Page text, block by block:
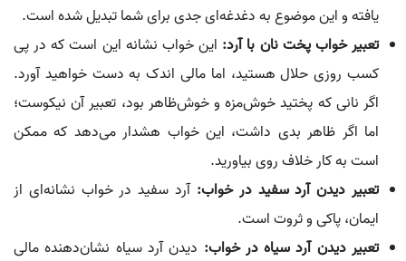
یافته و این موضوع به دغدغه‌ای جدی برای شما تبدیل شده است.
تعبیر خواب پخت نان با آرد: این خواب نشانه این است که در پی
کسب روزی حلال هستید، اما مالی اندک به دست خواهید آورد.
اگر نانی که پختید خوش‌مزه و خوش‌ظاهر بود، تعبیر آن نیکوست؛
اما اگر ظاهر بدی داشت، این خواب هشدار می‌دهد که ممکن
است به کار خلاف روی بیاورید.
تعبیر دیدن آرد سفید در خواب: آرد سفید در خواب نشانه‌ای از
ایمان، پاکی و ثروت است.
تعبیر دیدن آرد سیاه در خواب: دیدن آرد سیاه نشان‌دهنده مالی